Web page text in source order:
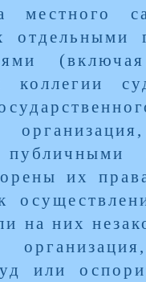
местного
отдельными
коллегии
их
на них
или